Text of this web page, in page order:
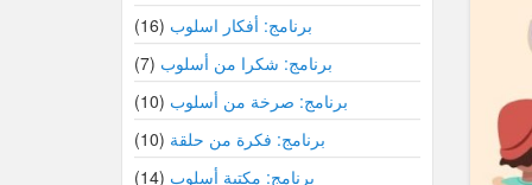
برنامج: أفكار اسلوب (16)
برنامج: شكرا من أسلوب (7)
برنامج: صرخة من أسلوب (10)
برنامج: فكرة من حلقة (10)
برنامج: مكتبة أسلوب (14)